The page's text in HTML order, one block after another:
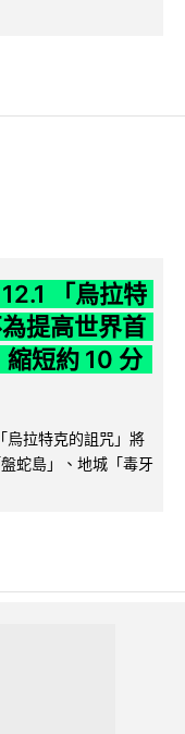
「烏拉特
提高世界首
短約 10 分
烏拉特克的詛咒」將
蛇島」、地城「毒牙